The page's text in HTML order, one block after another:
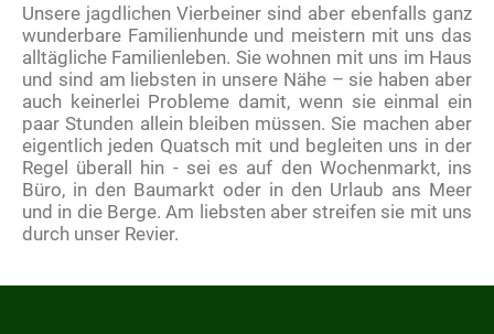
Unsere jagdlichen Vierbeiner sind aber ebenfalls ganz
wunderbare Familienhunde und meistern mit uns das
alltägliche Familienleben. Sie wohnen mit uns im Haus
und sind am liebsten in unsere Nähe – sie haben aber
auch keinerlei Probleme damit, wenn sie einmal ein
paar Stunden allein bleiben müssen. Sie machen aber
eigentlich jeden Quatsch mit und begleiten uns in der
Regel überall hin - sei es auf den Wochenmarkt, ins
Büro, in den Baumarkt oder in den Urlaub ans Meer
und in die Berge. Am liebsten aber streifen sie mit uns
durch unser Revier.